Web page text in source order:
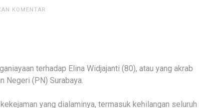
KOMENTAR
terhadap Elina Widjajanti (80), atau yang akrab
Negeri (PN) Surabaya.
yang dialaminya, termasuk kehilangan seluruh